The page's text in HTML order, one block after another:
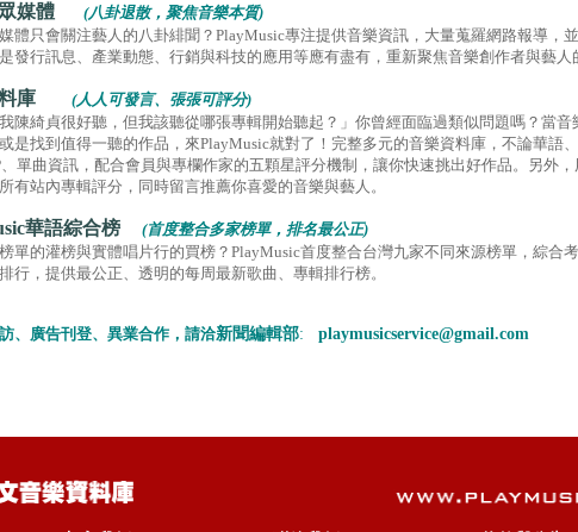
眾媒體 (八卦退散，聚焦音樂本質)
體只會關注藝人的八卦緋聞？PlayMusic專注提供音樂資訊，大量蒐羅網路報導，
發行訊息、產業動態、行銷與科技的應用等應有盡有，重新聚焦音樂創作者與藝人
庫
(人人可發言、張張可評分)
我陳綺貞很好聽，但我該聽從哪張專輯開始聽起？」你曾經面臨過類似問題嗎？當
是找到值得一聽的作品，來PlayMusic就對了！完整多元的音樂資料庫，不論華語
單曲資訊，配合會員與專欄作家的五顆星評分機制，讓你快速挑出好作品。另外，
有站內專輯評分，同時留言推薦你喜愛的音樂與藝人。
華語綜合榜
(首度整合多家榜單，排名最公正)
單的灌榜與實體唱片行的買榜？PlayMusic首度整合台灣九家不同來源榜單，綜合
行，提供最公正、透明的每周最新歌曲、專輯排行榜。
、廣告刊登、異業合作，請洽新聞編輯部: playmusicservice@gmail.com